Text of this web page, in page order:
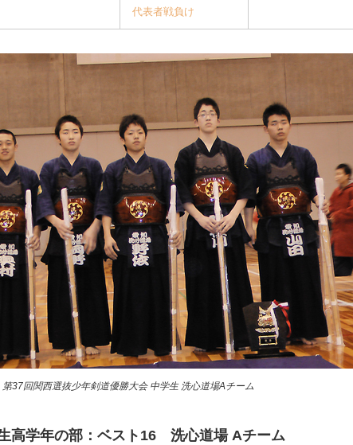
代表者戦負け
第37回関西選抜少年剣道優勝大会 中学生 洗心道場Aチーム
高学年の部：ベスト16 洗心道場 Aチーム